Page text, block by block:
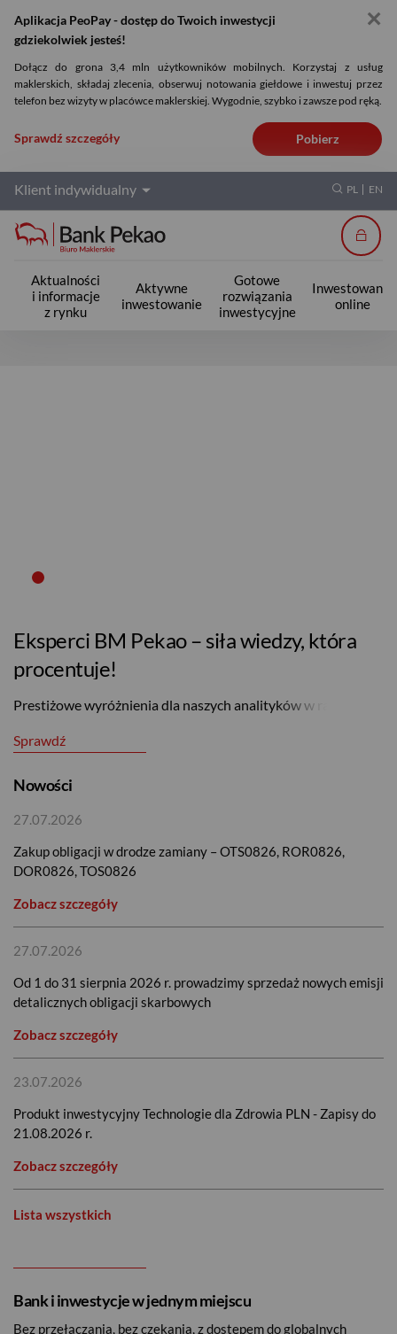
Aplikacja PeoPay - dostęp do Twoich inwestycji
gdziekolwiek jesteś!
Dołącz do grona 3,4 mln użytkowników mobilnych. Korzystaj z usług
maklerskich, składaj zlecenia, obserwuj notowania giełdowe i inwestuj przez
telefon bez wizyty w placówce maklerskiej. Wygodnie, szybko i zawsze pod ręką.
Sprawdź szczegóły Pobierz
✕
Klient indywidualny PL EN
Aktualności
i informacje
z rynku
Aktywne
inwestowanie
Gotowe
rozwiązania
inwestycyjne
Inwestowanie
online
Eksperci BM Pekao – siła wiedzy, która
procentuje!
Prestiżowe wyróżnienia dla naszych analityków w rankingu
Sprawdź
Nowości
27.07.2026
Zakup obligacji w drodze zamiany – OTS0826, ROR0826,
DOR0826, TOS0826
Zobacz szczegóły
27.07.2026
Od 1 do 31 sierpnia 2026 r. prowadzimy sprzedaż nowych emisji
detalicznych obligacji skarbowych
Zobacz szczegóły
23.07.2026
Produkt inwestycyjny Technologie dla Zdrowia PLN - Zapisy do
21.08.2026 r.
Zobacz szczegóły
Lista wszystkich
Bank i inwestycje w jednym miejscu
Bez przełączania, bez czekania, z dostępem do globalnych